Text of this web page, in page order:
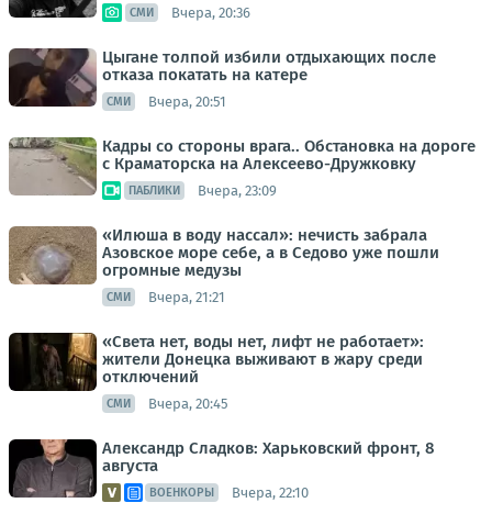
СМИ Вчера, 20:36
Цыгане толпой избили отдыхающих после
отказа покатать на катере
СМИ Вчера, 20:51
Кадры со стороны врага.. Обстановка на дороге
с Краматорска на Алексеево-Дружковку
ПАБЛИКИ Вчера, 23:09
«Илюша в воду нассал»: нечисть забрала
Азовское море себе, а в Седово уже пошли
огромные медузы
СМИ Вчера, 21:21
«Света нет, воды нет, лифт не работает»:
жители Донецка выживают в жару среди
отключений
СМИ Вчера, 20:45
Александр Сладков: Харьковский фронт, 8
августа
ВОЕНКОРЫ Вчера, 22:10